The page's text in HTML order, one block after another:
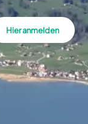
Hier anmelden